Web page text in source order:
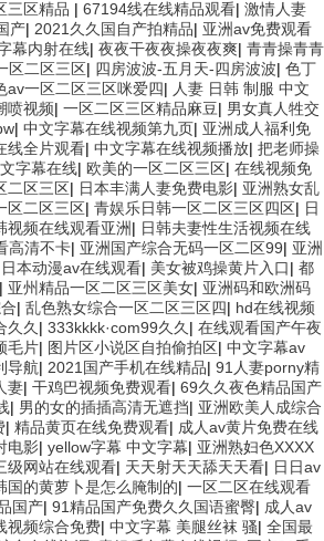
三区精品 | 67194线在线精品观看| 激情人妻
产| 2021久久国自产拍精品| 亚洲av免费观看
幕内射在线| 夜夜干夜夜操夜夜爽| 青青操青青
区二区三区| 四房波波-五月天-四房波波| 色丁
av一区二区三区咪爱四| 人妻 日韩 制服 中文
喷视频| 一区二区三区精品麻豆| 男女真人牲交
| 中文字幕在线视频第九页| 亚洲成人福利免
线全片观看| 中文字幕在线视频播放| 把老师操
字幕在线| 欧美的一区二区三区| 在线视频免
二区三区| 日本丰满人妻免费电影| 亚洲熟女乱
区二区三区| 青娱乐日韩一区二区三区四区| 日
视频在线观看亚洲| 日韩夫妻性生活视频在线
高清不卡| 亚洲国产综合无码一区二区99| 亚洲
日本动漫av在线观看| 美女被鸡操黄片入口| 都
| 亚州精品一区二区三区美女| 亚洲码和欧洲码
| 乱色熟女综合一区二区三区四| hd在线视频
久久 | 333kkkk·com99久久 | 在线观看国产午夜
毛片| 图片区小说区自拍偷拍区| 中文字幕av
导航| 2021国产手机在线精品| 91人妻porny精
妻| 干鸡巴视频免费观看| 69久久夜色精品国产
| 男的女的插插高清无遮挡| 亚洲欧美人成综合
| 精品黄页在线免费观看| 成人av黄片免费在线
电影| yellow字幕 中文字幕| 亚洲熟妇色XXXX
级网站在线观看| 天天射天天舔天天看| 日日av
国的黄萝卜是怎么腌制的| 一区二区在线观看
国产| 91精品国产免费久久国语蜜臀| 成人av
视频综合免费| 中文字幕 美腿丝袜 骚| 全国最